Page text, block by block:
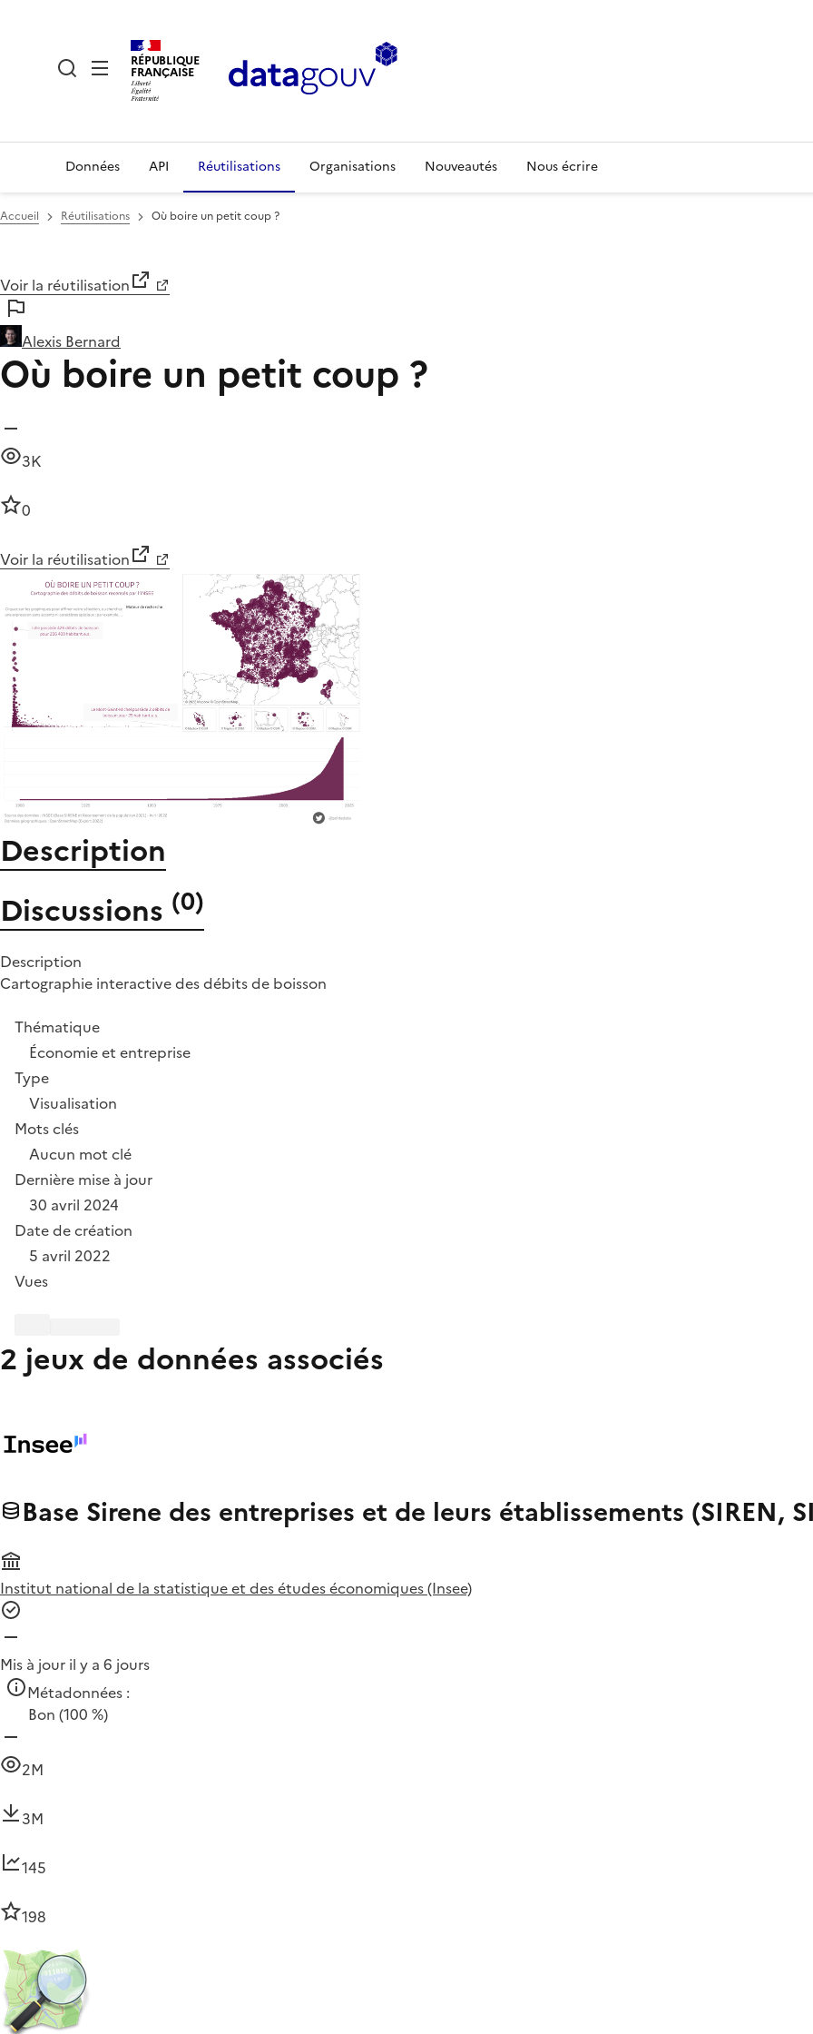
RÉPUBLIQUE
FRANÇAISE
Données API Réutilisations Organisations Nouveautés Nous écrire
Accueil Réutilisations Où boire un petit coup ?
Voir la réutilisation
Alexis Bernard
Où boire un petit coup ?
3K
0
Voir la réutilisation
Description
Discussions (0)
Description
Cartographie interactive des débits de boisson
Thématique
Économie et entreprise
Type
Visualisation
Mots clés
Aucun mot clé
Dernière mise à jour
30 avril 2024
Date de création
5 avril 2022
Vues
2 jeux de données associés
Base Sirene des entreprises et de leurs établissements (SIREN,
Institut national de la statistique et des études économiques (Insee)
Mis à jour il y a 6 jours
Métadonnées :
Bon (100 %)
2M
3M
145
198